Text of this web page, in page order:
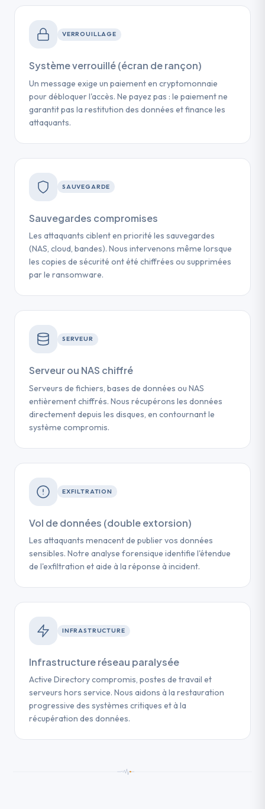
VERROUILLAGE
Système verrouillé (écran de rançon)
Un message exige un paiement en cryptomonnaie
pour débloquer l'accès. Ne payez pas : le paiement ne
garantit pas la restitution des données et finance les
attaquants.
SAUVEGARDE
Sauvegardes compromises
Les attaquants ciblent en priorité les sauvegardes
(NAS, cloud, bandes). Nous intervenons même lorsque
les copies de sécurité ont été chiffrées ou supprimées
par le ransomware.
SERVEUR
Serveur ou NAS chiffré
Serveurs de fichiers, bases de données ou NAS
entièrement chiffrés. Nous récupérons les données
directement depuis les disques, en contournant le
système compromis.
EXFILTRATION
Vol de données (double extorsion)
Les attaquants menacent de publier vos données
sensibles. Notre analyse forensique identifie l'étendue
de l'exfiltration et aide à la réponse à incident.
INFRASTRUCTURE
Infrastructure réseau paralysée
Active Directory compromis, postes de travail et
serveurs hors service. Nous aidons à la restauration
progressive des systèmes critiques et à la
récupération des données.